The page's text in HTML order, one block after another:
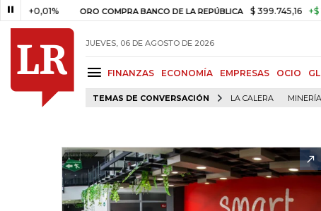
ORO COMPRA BANCO DE LA REPÚBLICA $ 399.745,16 +$
JUEVES, 06 DE AGOSTO DE 2026
FINANZAS ECONOMÍA EMPRESAS OCIO
TEMAS DE CONVERSACIÓN LA CALERA MINERÍA